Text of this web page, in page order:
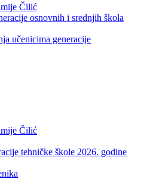
Čilić
osnovnih i srednjih škola
učenicima generacije
Čilić
tehničke škole 2026. godine